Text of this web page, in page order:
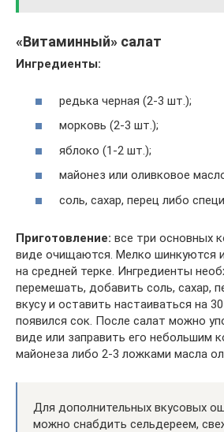
«Витаминный» салат
Ингредиенты:
редька черная (2-3 шт.);
морковь (2-3 шт.);
яблоко (1-2 шт.);
майонез или оливковое
соль, сахар, перец либо
Приготовление: все три основных
виде очищаются. Мелко шинкуются
на средней терке. Ингредиенты
перемешать, добавить соль, сахар,
вкусу и оставить настаиваться на
появился сок. После салат можно
виде или заправить его небольшим
майонеза либо 2-3 ложками масла
Для дополнительных вкусовых
можно снабдить сельдереем,